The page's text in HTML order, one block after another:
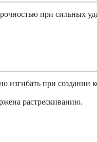
при сильных
изгибать при создании
растрескиванию.